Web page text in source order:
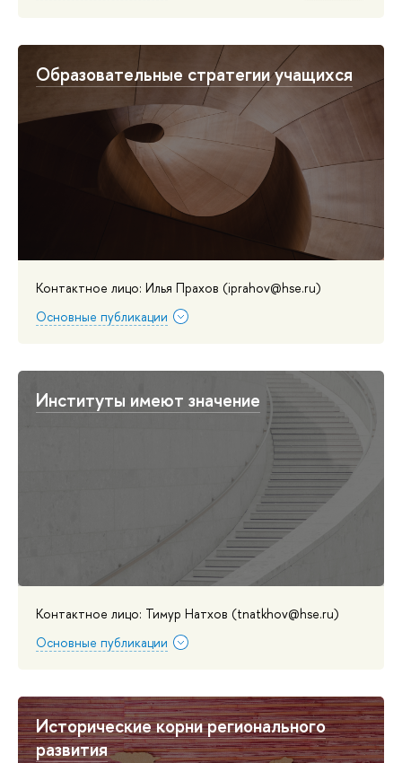
Образовательные стратегии учащихся
Контактное лицо: Илья Прахов (iprahov@hse.ru)
Основные публикации
Институты имеют значение
Контактное лицо: Тимур Натхов (tnatkhov@hse.ru)
Основные публикации
Исторические корни регионального
развития